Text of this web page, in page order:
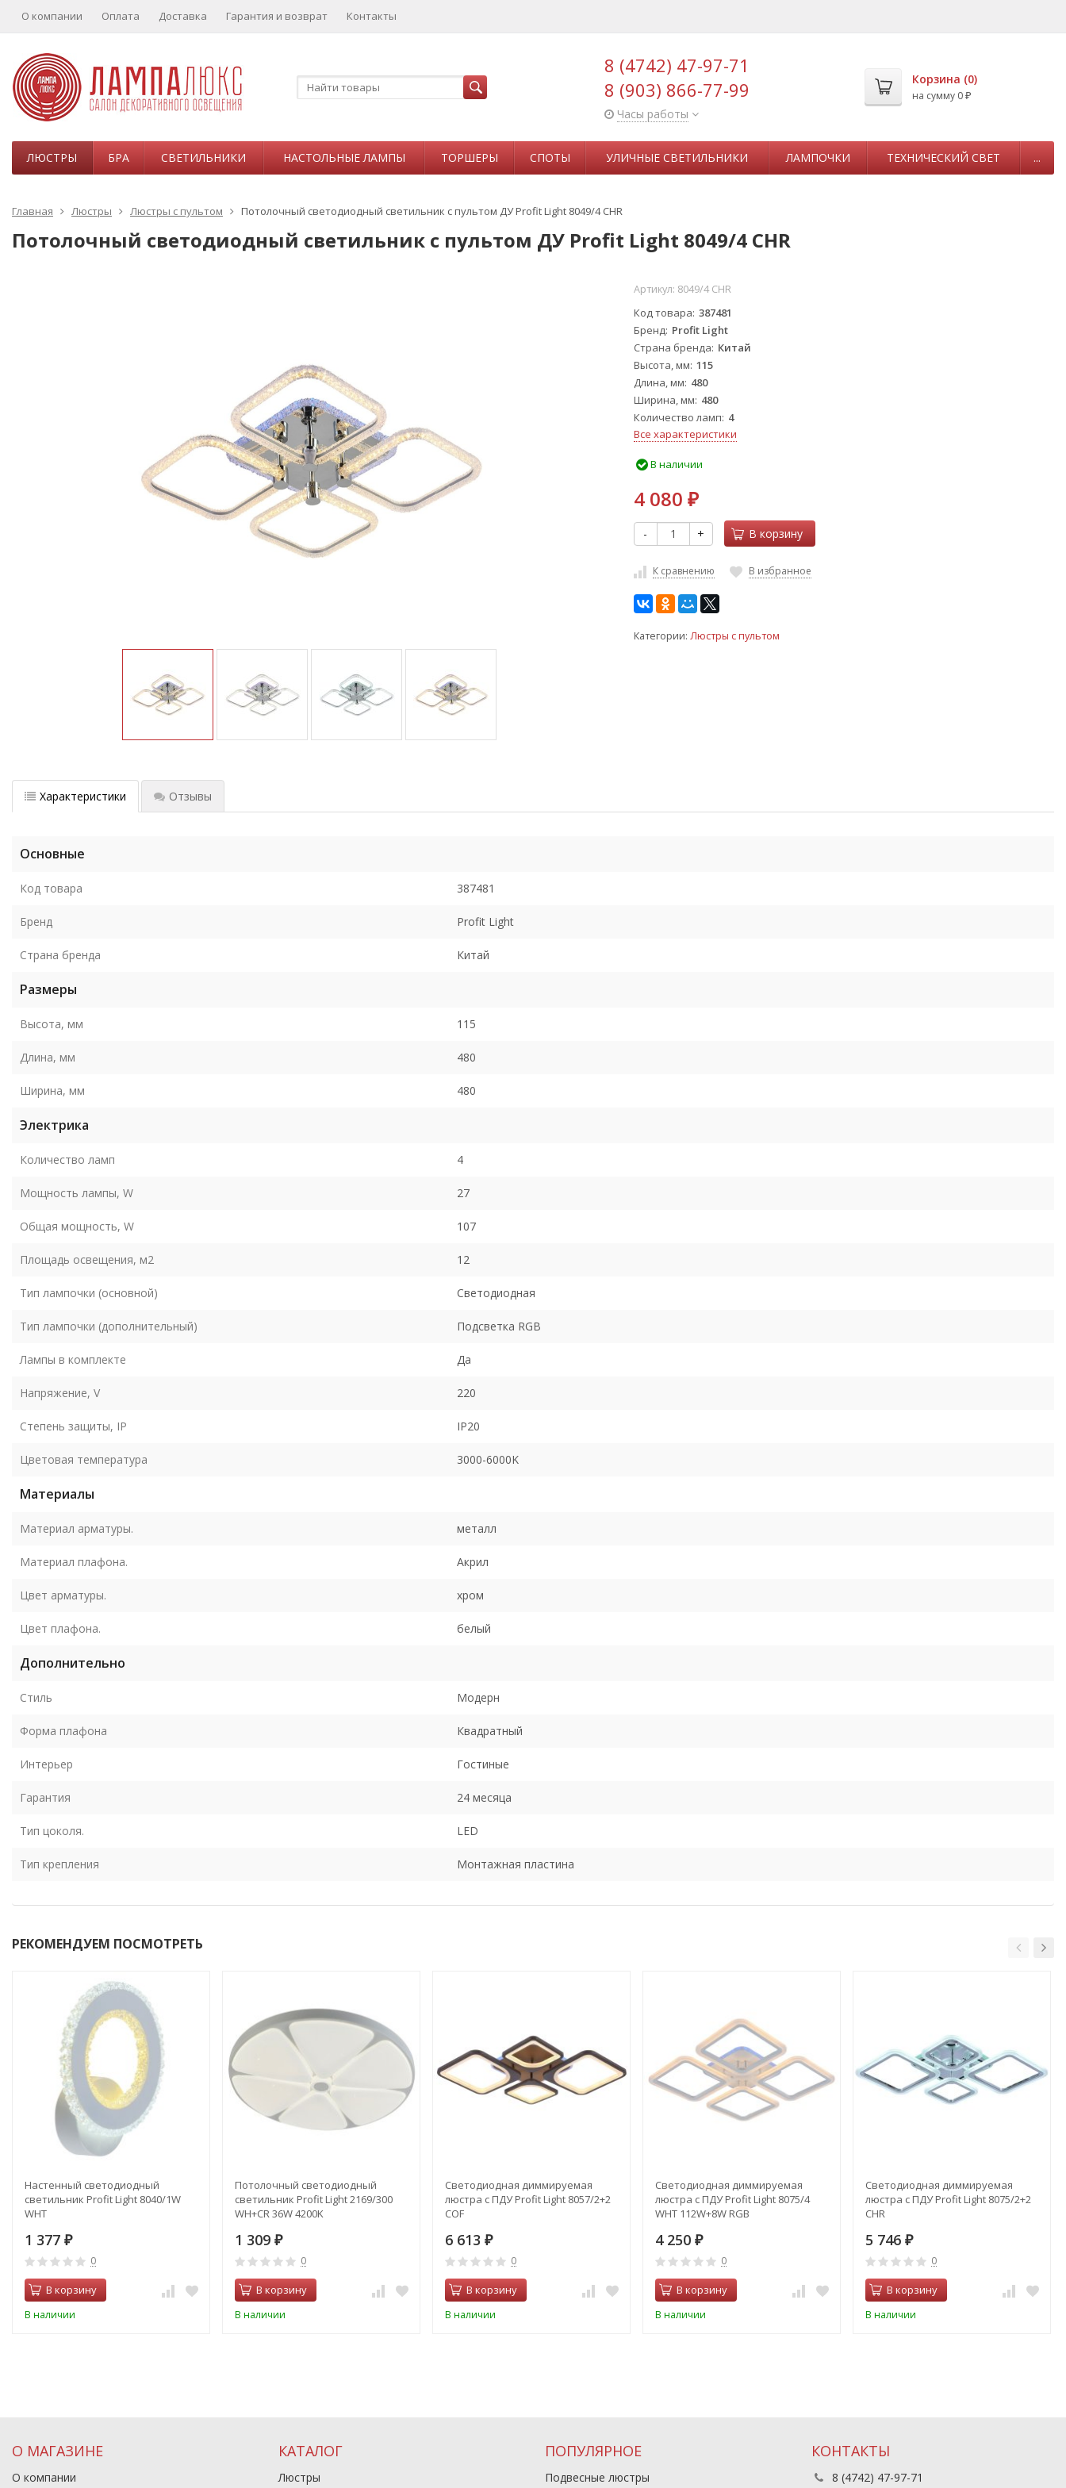
О компании Оплата Доставка Гарантия и возврат Контакты
8 (4742) 47-97-71
8 (903) 866-77-99
Часы работы
Корзина (0)
на сумму 0 ₽
ЛЮСТРЫ БРА СВЕТИЛЬНИКИ НАСТОЛЬНЫЕ ЛАМПЫ ТОРШЕРЫ СПОТЫ УЛИЧНЫЕ СВЕТИЛЬНИКИ ЛАМПОЧКИ ТЕХНИЧЕСКИЙ СВЕТ ...
Главная Люстры Люстры с пультом Потолочный светодиодный светильник с пультом ДУ Profit Light 8049/4 CHR
Потолочный светодиодный светильник с пультом ДУ Profit Light 8049/4 CHR
Артикул: 8049/4 CHR
Код товара 387481
Бренд Profit Light
Страна бренда Китай
Высота, мм 115
Длина, мм 480
Ширина, мм 480
Количество ламп 4
Все характеристики
В наличии
4 080 ₽
- + В корзину
К сравнению В избранное
Категории: Люстры с пультом
Характеристики Отзывы
Основные
Код товара 387481
Бренд Profit Light
Страна бренда Китай
Размеры
Высота, мм 115
Длина, мм 480
Ширина, мм 480
Электрика
Количество ламп 4
Мощность лампы, W 27
Общая мощность, W 107
Площадь освещения, м2 12
Тип лампочки (основной) Светодиодная
Тип лампочки (дополнительный) Подсветка RGB
Лампы в комплекте Да
Напряжение, V 220
Степень защиты, IP IP20
Цветовая температура 3000-6000K
Материалы
Материал арматуры. металл
Материал плафона. Акрил
Цвет арматуры. хром
Цвет плафона. белый
Дополнительно
Стиль Модерн
Форма плафона Квадратный
Интерьер Гостиные
Гарантия 24 месяца
Тип цоколя. LED
Тип крепления Монтажная пластина
РЕКОМЕНДУЕМ ПОСМОТРЕТЬ
Настенный светодиодный
светильник Profit Light 8040/1W
WHT
1 377 ₽
0
В корзину
В наличии
Потолочный светодиодный
светильник Profit Light 2169/300
WH+CR 36W 4200K
1 309 ₽
0
В корзину
В наличии
Светодиодная диммируемая
люстра с ПДУ Profit Light 8057/2+2
COF
6 613 ₽
0
В корзину
В наличии
Светодиодная диммируемая
люстра с ПДУ Profit Light 8075/4
WHT 112W+8W RGB
4 250 ₽
0
В корзину
В наличии
Светодиодная диммируемая
люстра с ПДУ Profit Light 8075/2+2
CHR
5 746 ₽
0
В корзину
В наличии
О МАГАЗИНЕ
О компании
КАТАЛОГ
Люстры
ПОПУЛЯРНОЕ
Подвесные люстры
КОНТАКТЫ
8 (4742) 47-97-71